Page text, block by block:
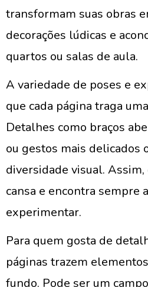
transformam suas obras
decorações lúdicas e
quartos ou salas de aula.
A variedade de poses e
que cada página traga
Detalhes como braços
ou gestos mais delicados
diversidade visual.
cansa e encontra sempre
experimentar.
Para quem gosta de
páginas trazem
fundo. Pode ser um